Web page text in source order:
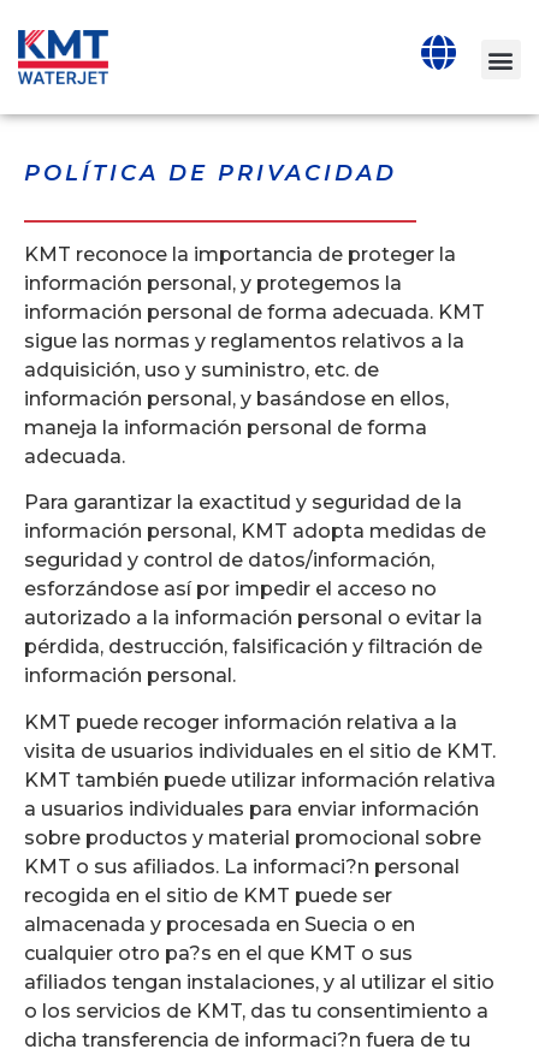
POLÍTICA DE PRIVACIDAD
KMT reconoce la importancia de proteger la
información personal, y protegemos la
información personal de forma adecuada. KMT
sigue las normas y reglamentos relativos a la
adquisición, uso y suministro, etc. de
información personal, y basándose en ellos,
maneja la información personal de forma
adecuada.
Para garantizar la exactitud y seguridad de la
información personal, KMT adopta medidas de
seguridad y control de datos/información,
esforzándose así por impedir el acceso no
autorizado a la información personal o evitar la
pérdida, destrucción, falsificación y filtración de
información personal.
KMT puede recoger información relativa a la
visita de usuarios individuales en el sitio de KMT.
KMT también puede utilizar información relativa
a usuarios individuales para enviar información
sobre productos y material promocional sobre
KMT o sus afiliados. La informaci?n personal
recogida en el sitio de KMT puede ser
almacenada y procesada en Suecia o en
cualquier otro pa?s en el que KMT o sus
afiliados tengan instalaciones, y al utilizar el sitio
o los servicios de KMT, das tu consentimiento a
dicha transferencia de informaci?n fuera de tu